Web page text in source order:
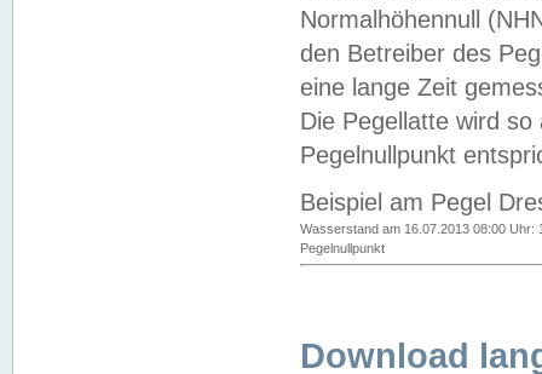
Normalhöhennull
den Betreiber des
eine lange Zeit
Die Pegellatte wird
Pegelnullpunkt
Beispiel am Pegel
Wasserstand am 16.07.2013 08:00 Uhr:
Pegelnullpunkt
Download